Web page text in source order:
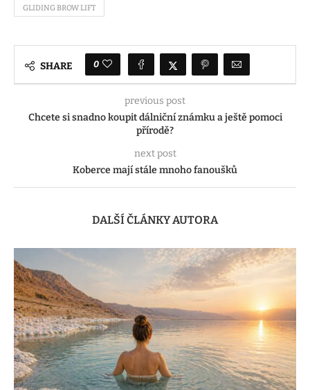
GLIDING BROW LIFT
SHARE 0
previous post
Chcete si snadno koupit dálniční známku a ještě pomoci
přírodě?
next post
Koberce mají stále mnoho fanoušků
DALŠÍ ČLÁNKY AUTORA